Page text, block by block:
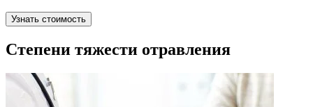
Узнать стоимость
Степени тяжести отравления